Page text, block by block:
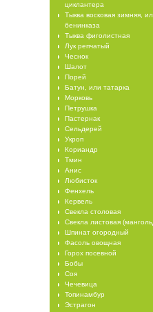
циклантера
Тыква восковая зимняя,
бенинказа
Тыква фиголистная
Лук репчатый
Чеснок
Шалот
Порей
Батун, или татарка
Морковь
Петрушка
Пастернак
Сельдерей
Укроп
Кориандр
Тмин
Анис
Любисток
Фенхель
Кервель
Свекла столовая
Свекла листовая
Шпинат огородный
Фасоль овощная
Горох посевной
Бобы
Соя
Чечевица
Топинамбур
Эстрагон